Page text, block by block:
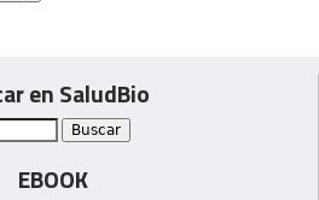
en SaludBio
EBOOK